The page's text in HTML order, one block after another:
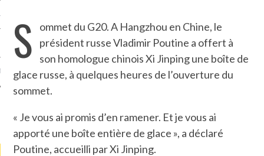
ARCACHON
LA PHOTO
S
ommet du G20. A Hangzhou en Chine, le
président russe Vladimir Poutine a offert à
son homologue chinois Xi Jinping une boîte de
glace russe, à quelques heures de l’ouverture du
sommet.
« Je vous ai promis d’en ramener. Et je vous ai
apporté une boîte entière de glace », a déclaré
Poutine, accueilli par Xi Jinping.